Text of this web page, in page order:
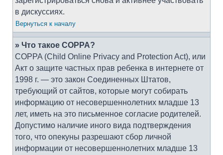
в дискуссиях.
Вернуться к началу
» Что такое COPPA?
COPPA (Child Online Privacy and Protection Act), или
Акт о защите частных прав ребенка в интернете от
1998 г. — это закон Соединенных Штатов,
требующий от сайтов, которые могут собирать
информацию от несовершеннолетних младше 13
лет, иметь на это письменное согласие родителей.
Допустимо наличие иного вида подтверждения
того, что опекуны разрешают сбор личной
информации от несовершеннолетних младше 13